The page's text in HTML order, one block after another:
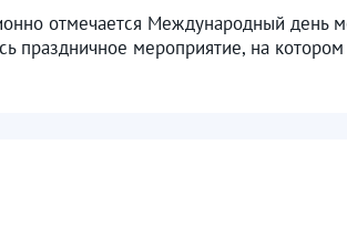
отмечается Международный день
праздничное мероприятие, на